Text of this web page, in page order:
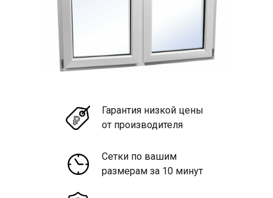
Гарантия низкой цены
от производителя
Сетки по вашим
размерам за 10 минут